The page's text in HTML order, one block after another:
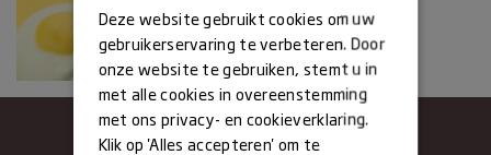
Deze website gebruikt cookies om uw
gebruikerservaring te verbeteren. Door
onze website te gebruiken, stemt u in
met alle cookies in overeenstemming
met ons privacy- en cookieverklaring.
Klik op 'Alles accepteren' om te